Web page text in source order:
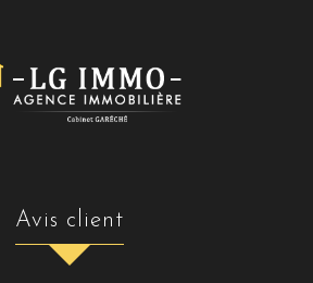
avis client